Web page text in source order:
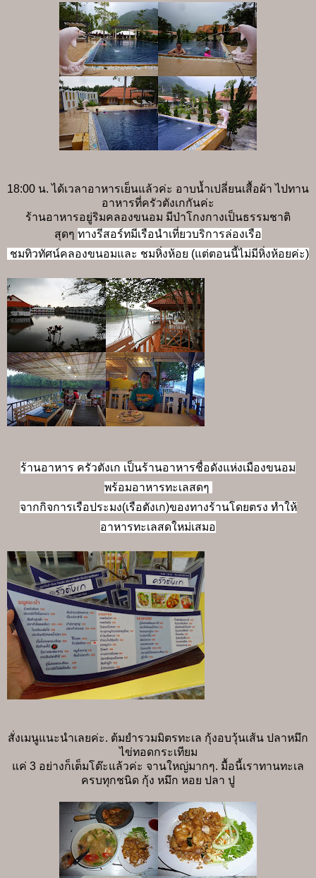
18:00 น. ได้เวลาอาหารเย็นแล้วค่ะ อาบน้ำเปลี่ยนเสื้อผ้า ไปทาน
อาหารที่ครัวตังเกกันค่ะ
ร้านอาหารอยู่ริมคลองขนอม มีป่าโกงกางเป็นธรรมชาติ
สุดๆ ทางรีสอร์ทมีเรือนำเที่ยวบริการล่องเรือ
ชมทิวทัศน์คลองขนอมและ ชมหิ่งห้อย (แต่ตอนนี้ไม่มีหิ่งห้อยค่ะ)
ร้านอาหาร ครัวตังเก เป็นร้านอาหารชื่อดังแห่งเมืองขนอม
พร้อมอาหารทะเลสดๆ
จากกิจการเรือประมง(เรือตังเก)ของทางร้านโดยตรง ทำให้
อาหารทะเลสดใหม่เสมอ
สั่งเมนูแนะนำเลยค่ะ. ต้มยำรวมมิตรทะเล กุ้งอบวุ้นเส้น ปลาหมึก
ไข่ทอดกระเทียม
แค่ 3 อย่างก็เต็มโต๊ะแล้วค่ะ จานใหญ่มากๆ. มื้อนี้เราทานทะเล
ครบทุกชนิด กุ้ง หมึก หอย ปลา ปู